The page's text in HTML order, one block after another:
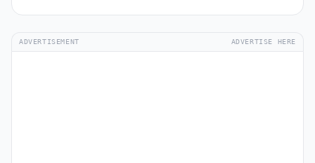
ADVERTISEMENT ADVERTISE HERE